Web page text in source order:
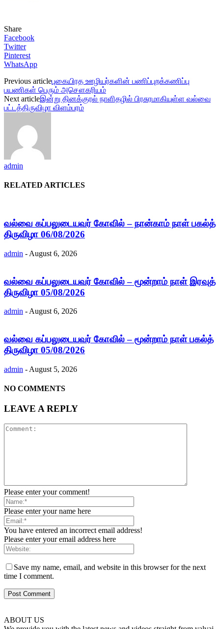
Share
Facebook
Twitter
Pinterest
WhatsApp
Previous articleபுகையிரத ஊழியர்களின் பணிப்புறக்கணிப்பு
பயணிகள் பெரும் அசௌகரியம்
Next articleஇன்று தினக்குரல் நாளிதழில் பிரசுரமாகியுள்ள வல்வை
பட்டத்திருவிழா விளம்பரம்
admin
RELATED ARTICLES
வல்வை கப்பலுடையவர் கோவில் – நான்காம் நாள் பகல்த்
திருவிழா 06/08/2026
admin - August 6, 2026
வல்வை கப்பலுடையவர் கோவில் – மூன்றாம் நாள் இரவுத்
திருவிழா 05/08/2026
admin - August 6, 2026
வல்வை கப்பலுடையவர் கோவில் – மூன்றாம் நாள் பகல்த்
திருவிழா 05/08/2026
admin - August 5, 2026
NO COMMENTS
LEAVE A REPLY
Please enter your comment!
Please enter your name here
You have entered an incorrect email address!
Please enter your email address here
Save my name, email, and website in this browser for the next
time I comment.
ABOUT US